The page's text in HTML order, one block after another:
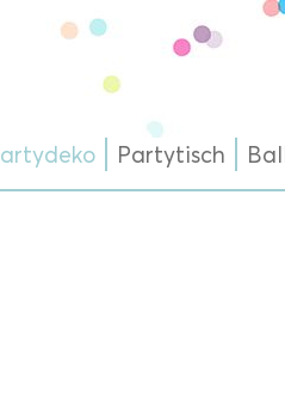
Partytisch